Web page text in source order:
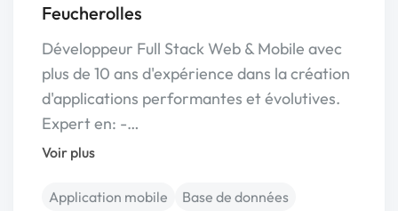
Feucherolles
Développeur Full Stack Web & Mobile avec
plus de 10 ans d'expérience dans la création
d'applications performantes et évolutives.
Expert en: -…
Voir plus
Application mobile
Base de données